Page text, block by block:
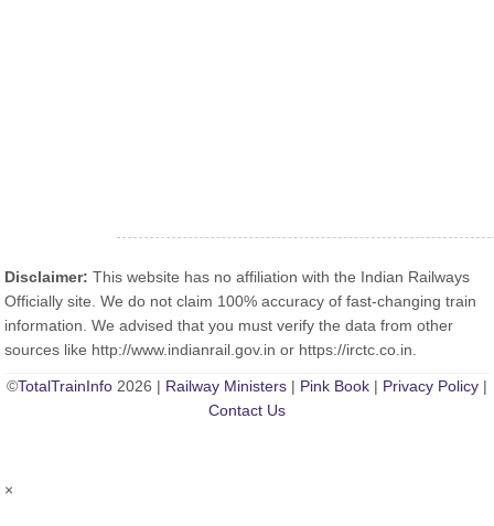
Disclaimer: This website has no affiliation with the Indian Railways
Officially site. We do not claim 100% accuracy of fast-changing train
information. We advised that you must verify the data from other
sources like http://www.indianrail.gov.in or https://irctc.co.in.
©TotalTrainInfo 2026 | Railway Ministers | Pink Book | Privacy Policy |
Contact Us
×